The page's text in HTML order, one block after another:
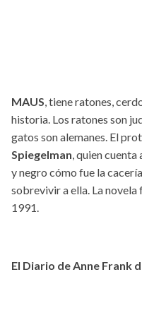
MAUS, tiene ratones,
historia. Los ratones son
gatos son alemanes. El
Spiegelman, quien cuenta
y negro cómo fue la
sobrevivir a ella. La
1991.
El Diario de Anne Frank